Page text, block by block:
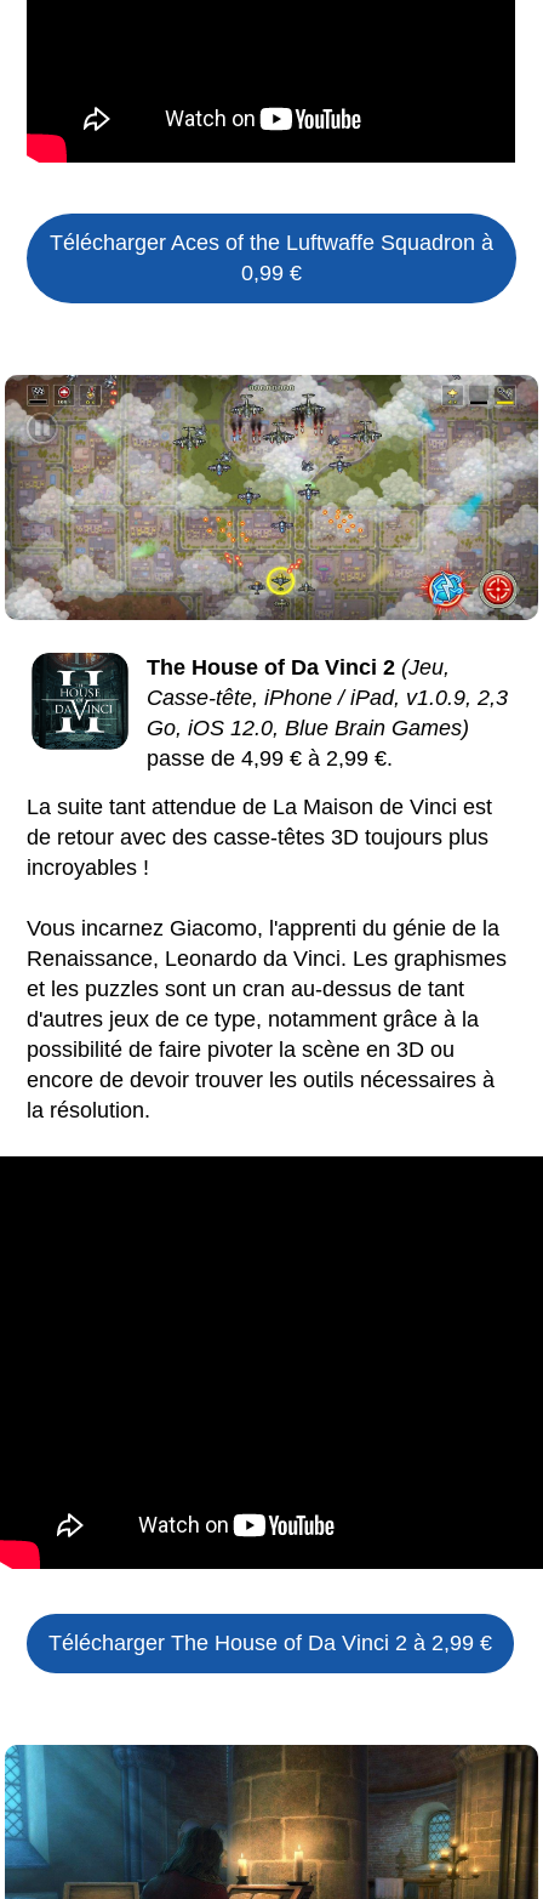
Télécharger Aces of the Luftwaffe Squadron à
0,99 €
The House of Da Vinci 2 (Jeu,
Casse-tête, iPhone / iPad, v1.0.9, 2,3
Go, iOS 12.0, Blue Brain Games)
passe de 4,99 € à 2,99 €.
La suite tant attendue de La Maison de Vinci est
de retour avec des casse-têtes 3D toujours plus
incroyables !
Vous incarnez Giacomo, l'apprenti du génie de la
Renaissance, Leonardo da Vinci. Les graphismes
et les puzzles sont un cran au-dessus de tant
d'autres jeux de ce type, notamment grâce à la
possibilité de faire pivoter la scène en 3D ou
encore de devoir trouver les outils nécessaires à
la résolution.
TéléchargerThe House of Da Vinci 2 à 2,99 €